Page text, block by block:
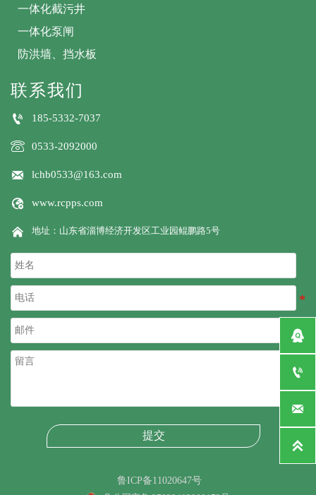
一体化截污井
一体化泵闸
防洪墙、挡水板
联系我们
 185-5332-7037
 0533-2092000
 lchb0533@163.com
 www.rcpps.com
 地址：山东省淄博经济开发区工业园鲲鹏路5号
提交
鲁ICP备11020647号



